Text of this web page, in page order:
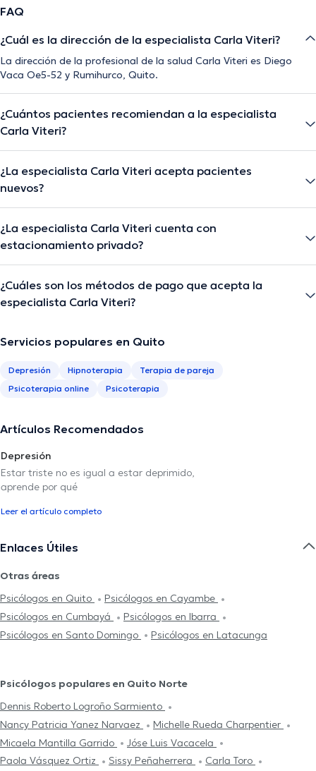
FAQ
¿Cuál es la dirección de la especialista Carla Viteri?
La dirección de la profesional de la salud Carla Viteri es Diego
Vaca Oe5-52 y Rumihurco, Quito.
¿Cuántos pacientes recomiendan a la especialista
Carla Viteri?
¿La especialista Carla Viteri acepta pacientes
nuevos?
¿La especialista Carla Viteri cuenta con
estacionamiento privado?
¿Cuáles son los métodos de pago que acepta la
especialista Carla Viteri?
Servicios populares en Quito
Depresión Hipnoterapia
Terapia de pareja
Psicoterapia online
Psicoterapia
Artículos Recomendados
Depresión
Estar triste no es igual a estar deprimido,
aprende por qué
Leer el artículo completo
Enlaces Útiles
Otras áreas
Psicólogos en Quito
Psicólogos en Cayambe
Psicólogos en Cumbayá
Psicólogos en Ibarra
Psicólogos en Santo Domingo
Psicólogos en Latacunga
Psicólogos populares en Quito Norte
Dennis Roberto Logroño Sarmiento
Nancy Patricia Yanez Narvaez
Michelle Rueda Charpentier
Micaela Mantilla Garrido
Jóse Luis Vacacela
Paola Vásquez Ortiz
Sissy Peñaherrera
Carla Toro